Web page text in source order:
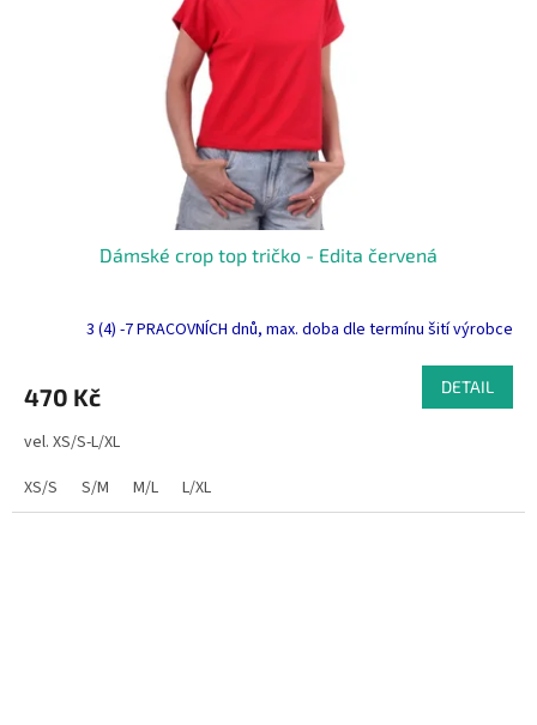
Dámské crop top tričko - Edita červená
3 (4) -7 PRACOVNÍCH dnů, max. doba dle termínu šití výrobce
470 Kč DETAIL
vel. XS/S-L/XL
XS/S
S/M M/L L/XL